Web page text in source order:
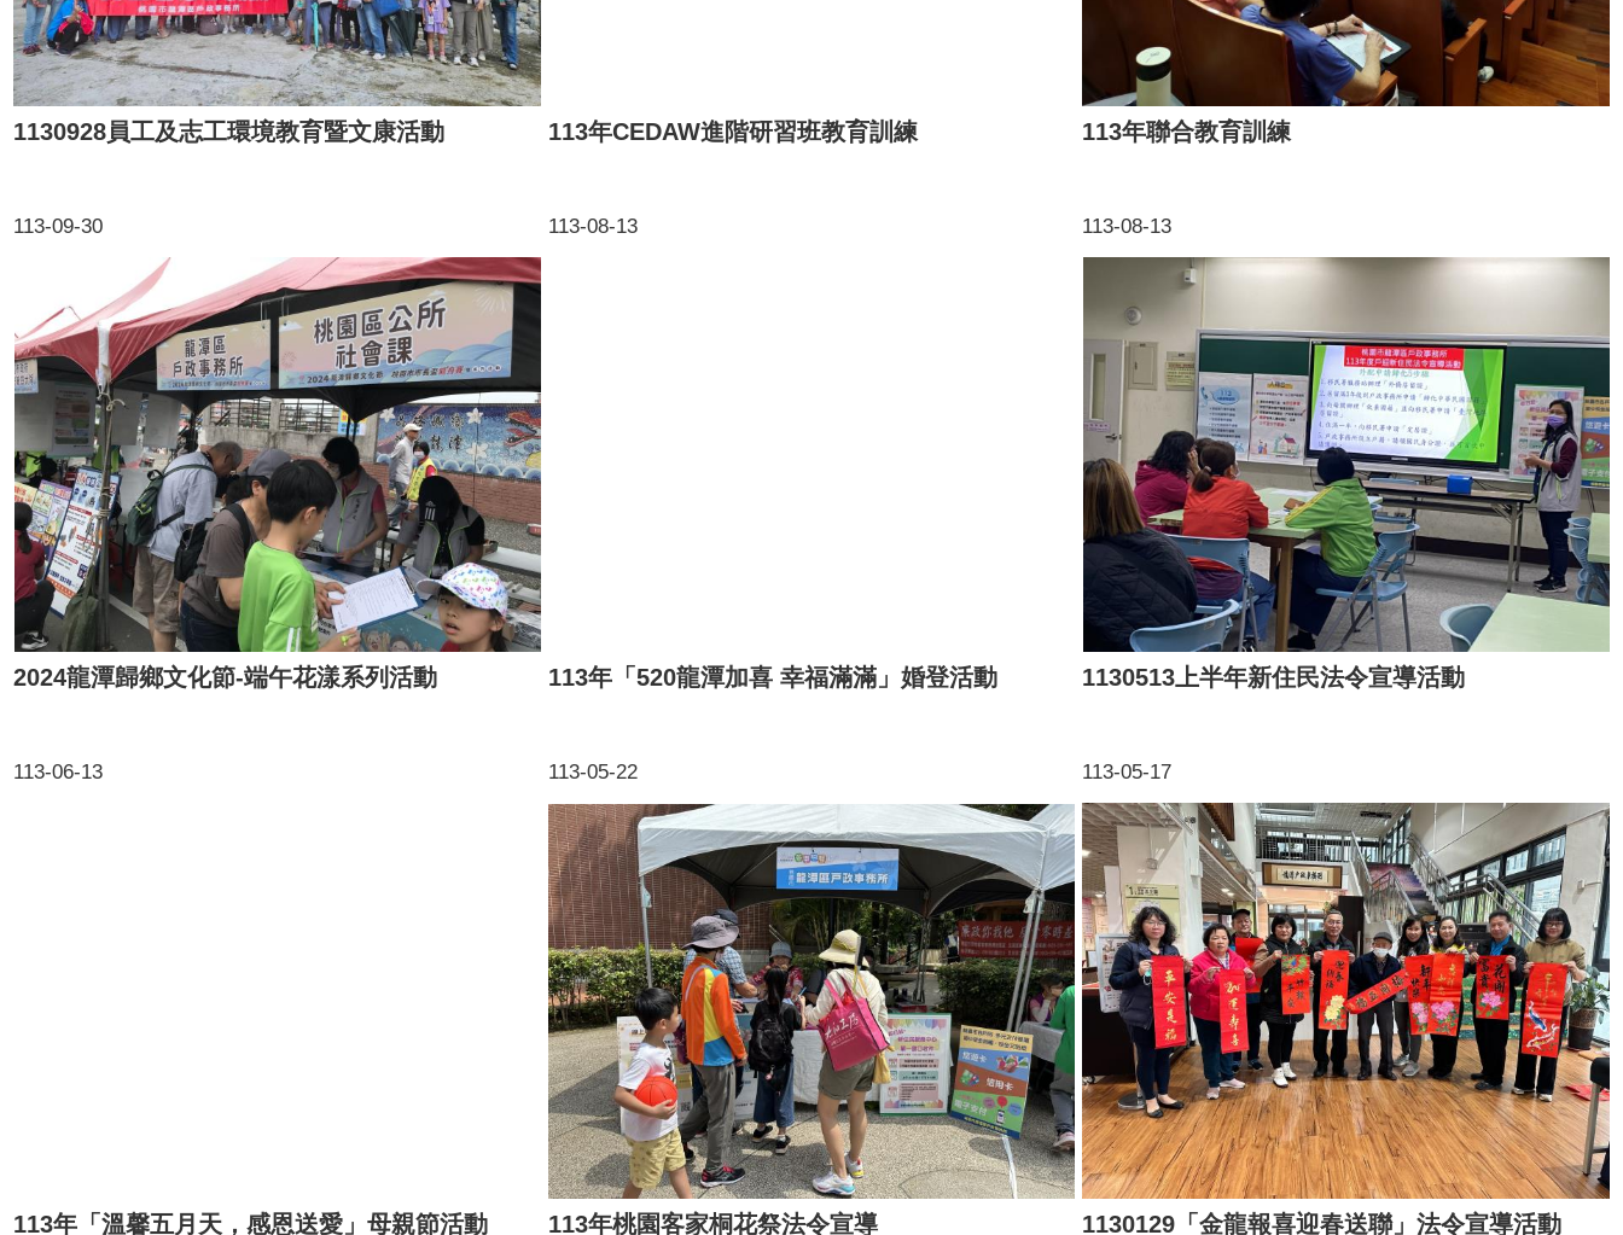
1130928員工及志工環境教育暨文康活動
113-09-30
113年CEDAW進階研習班教育訓練
113-08-13
113年聯合教育訓練
113-08-13
2024龍潭歸鄉文化節-端午花漾系列活動
113-06-13
113年「520龍潭加喜 幸福滿滿」婚登活動
113-05-22
1130513上半年新住民法令宣導活動
113-05-17
113年「溫馨五月天，感恩送愛」母親節活動 113年桃園客家桐花祭法令宣導 1130129「金龍報喜迎春送聯」法令宣導活動